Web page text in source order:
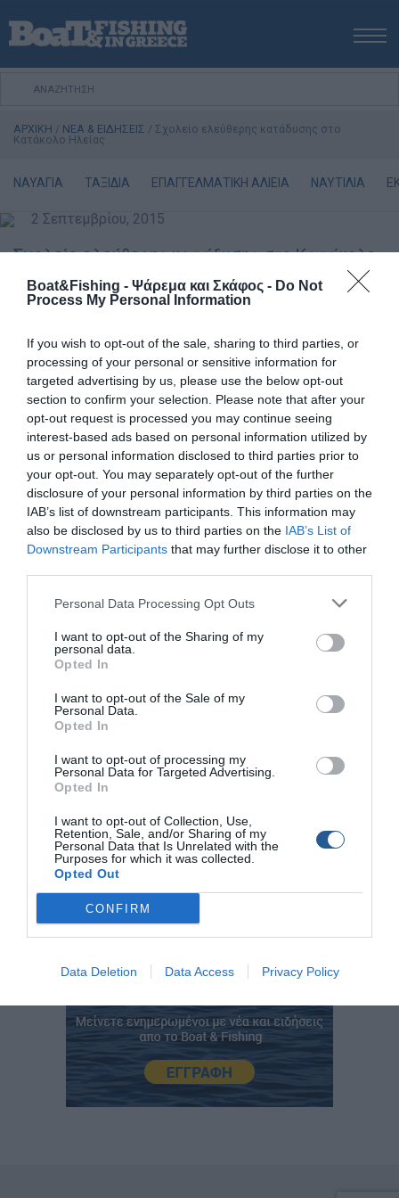
Boat&Fishing - Ψάρεμα και Σκάφος - Do Not
Process My Personal Information
If you wish to opt-out of the sale, sharing to third parties, or
processing of your personal or sensitive information for
targeted advertising by us, please use the below opt-out
section to confirm your selection. Please note that after your
opt-out request is processed you may continue seeing
interest-based ads based on personal information utilized by
us or personal information disclosed to third parties prior to
your opt-out. You may separately opt-out of the further
disclosure of your personal information by third parties on the
IAB’s list of downstream participants. This information may
also be disclosed by us to third parties on the IAB’s List of
Downstream Participants that may further disclose it to other
Personal Data Processing Opt Outs
I want to opt-out of the Sharing of my
personal data.
Opted In
I want to opt-out of the Sale of my
Personal Data.
Opted In
I want to opt-out of processing my
Personal Data for Targeted Advertising.
Opted In
I want to opt-out of Collection, Use,
Retention, Sale, and/or Sharing of my
Personal Data that Is Unrelated with the
Purposes for which it was collected.
Opted Out
CONFIRM
Data Deletion Data Access Privacy Policy
ΑΡΧΙΚΗ
ΕΚΔΟΣΕΙΣ
ΨΑΡΕΜΑ ΑΠΟ ΣΚΑΦΟΣ
ΨΑΡΟΤΟΥΦΕΚΟ
ΣΚΑΦΟΣ
VIDEO
ΕΞΟΠΛΙΣΜΟΣ
BOAT & FISHING SHOW 2025
ΑΡΧΙΚΗ / ΝΕΑ & ΕΙΔΗΣΕΙΣ / Σχολείο ελεύθερης κατάδυσης στο
Κατάκολο Ηλείας
ΝΑΥΑΓΙΑ ΤΑΞΙΔΙΑ ΕΠΑΓΓΕΛΜΑΤΙΚΗ ΑΛΙΕΙΑ ΝΑΥΤΙΛΙΑ
2 Σεπτεμβρίου, 2015
Σχολείο ελεύθερης κατάδυσης στο Κατάκολο
Οι Hellas Freedivers διοργανώνουν εκπαιδευτική βαθμίδα
στο Κατάκολο Ηλείας.
Οι ημερομηνίες διεξαγωγής είναι11-12-13 Σεπτεμβρίου
Στο σχολείο διδάσκουν οι εκπαιδευτές ελεύθερης
κατάδυσης Χρήστος Παπαδόπουλος και Κώστας
Μαδούρος.
Το σχολείο πρώτου επιπέδου είναι σχεδιασμένο για να
καλύψει τις ανάγκες των ελεύθερων δυτών με ελάχιστη
έως μικρή εμπειρία στο νερό.
Σκοπός του είναι να βοηθήσει το μαθητή να αναπτύξει
βασικές δεξιότητες, γνώσεις και πρωτόκολλα
ασφαλείας τα οποία είναι απαραίτητα για να μπορεί να
προσφέρει η κατάδυση με το κράτημα της αναπνοής.
σχολείου ακολουθήστε το παρακάτω link
www.hellasfreedivers.
Πληροφορίες και δηλώσεις συμμετοχής ως τις 10
Σεπτεμβρίου στοhellasfreedivers@gmail.com
Tags
Σχολείο Ελεύθερης Κατάδυσης
Κώστας Μαδούρος Hellas Freedivers